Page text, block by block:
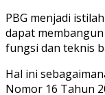
PBG menjadi
dapat
fungsi dan teknis
Hal ini
Nomor 16 Tahun